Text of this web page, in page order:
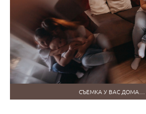
СЪЕМКА У ВАС ДОМА…